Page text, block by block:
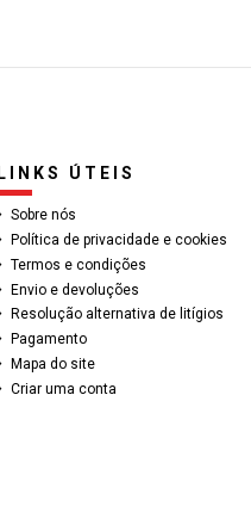
LINKS ÚTEIS
Sobre nós
Política de privacidade e cookies
Termos e condições
Envio e devoluções
Resolução alternativa de litígios
Pagamento
Mapa do site
Criar uma conta